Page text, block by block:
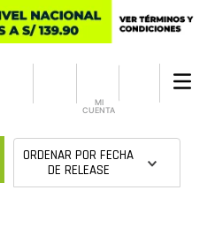
MI
CUENTA
ORDENAR POR FECHA
DE RELEASE